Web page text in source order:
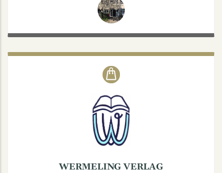
WERMELING VERLAG
WERMELING VERLAG
Wermelingstraße 27, 48147 Münster
Wermeling Verlag Dorothée Kerstiens
Tel.: 0251 380 17 78
www.grotemeyer-das-buch.de